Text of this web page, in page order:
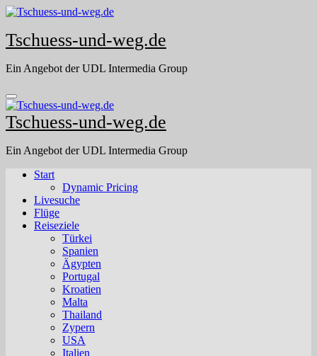
Skip
content
Tschuess-und-weg.de
Ein Angebot der UDL Intermedia Group
Tschuess-und-weg.de
Ein Angebot der UDL Intermedia Group
Start
Dynamic Pricing
Livesuche
Flüge
Reiseziele
Türkei
Spanien
Ägypten
Portugal
Kroatien
Malta
Thailand
Zypern
USA
Italien